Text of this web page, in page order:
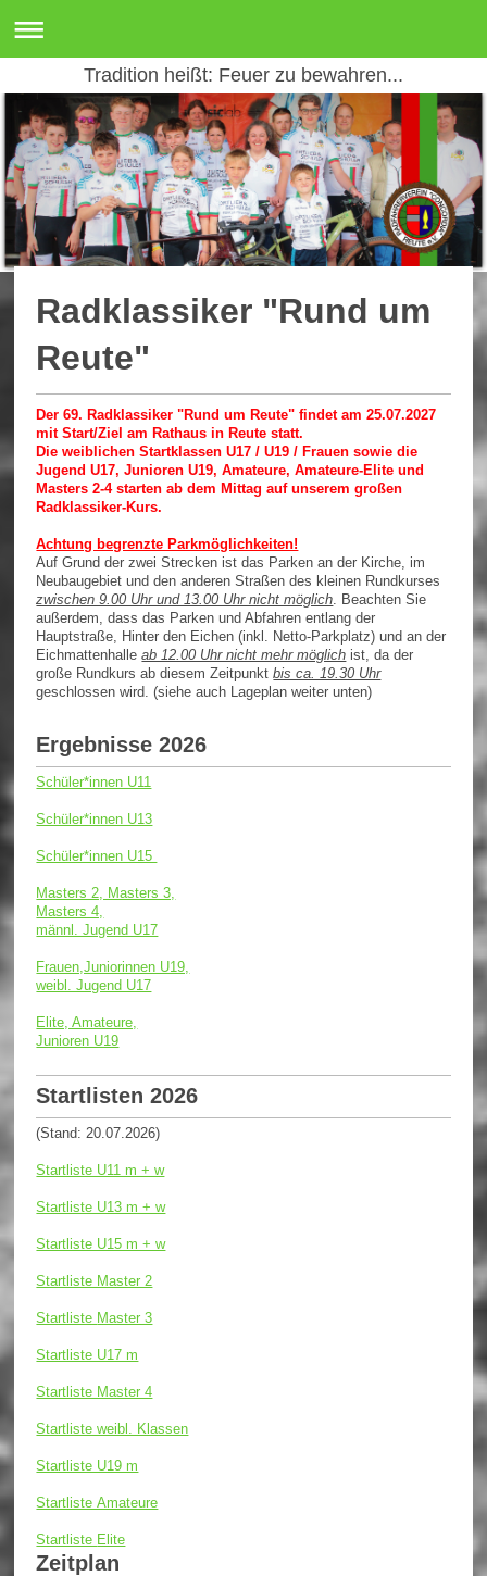
Tradition heißt: Feuer zu bewahren...
Radklassiker "Rund um
Reute"
Der 69. Radklassiker "Rund um Reute" findet am 25.07.2027
mit Start/Ziel am Rathaus in Reute statt.
Die weiblichen Startklassen U17 / U19 / Frauen sowie die
Jugend U17, Junioren U19, Amateure, Amateure-Elite und
Masters 2-4 starten ab dem Mittag auf unserem großen
Radklassiker-Kurs.
Achtung begrenzte Parkmöglichkeiten!
Auf Grund der zwei Strecken ist das Parken an der Kirche, im
Neubaugebiet und den anderen Straßen des kleinen Rundkurses
zwischen 9.00 Uhr und 13.00 Uhr nicht möglich . Beachten Sie
außerdem, dass das Parken und Abfahren entlang der
Hauptstraße, Hinter den Eichen (inkl. Netto-Parkplatz) und an der
Eichmattenhalleab 12.00 Uhr nicht mehr möglich ist, da der
große Rundkurs ab diesem Zeitpunktbis ca. 19.30 Uhr
geschlossen wird. (siehe auch Lageplan weiter unten)
Ergebnisse 2026
Schüler*innen U11
Schüler*innen U13
Schüler*innen U15
Masters 2, Masters 3,
Masters 4,
männl. Jugend U17
Frauen,Juniorinnen U19,
weibl. Jugend U17
Elite, Amateure,
Junioren U19
Startlisten 2026
(Stand: 20.07.2026)
Startliste U11 m + w
Startliste U13 m + w
Startliste U15 m + w
Startliste Master 2
Startliste Master 3
Startliste U17 m
Startliste Master 4
Startliste weibl. Klassen
Startliste U19 m
Startliste Amateure
Startliste Elite
Zeitplan